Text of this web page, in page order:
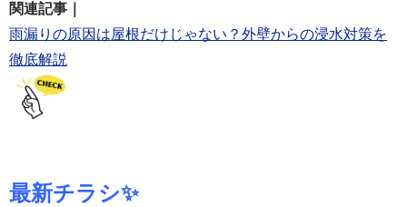
関連記事｜
雨漏りの原因は屋根だけじゃない？外壁からの浸水対策を
徹底解説
最新チラシ✨